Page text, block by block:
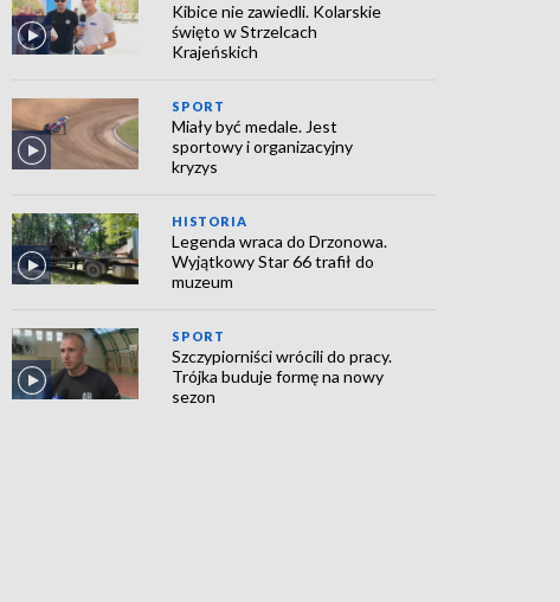
Kibice nie zawiedli. Kolarskie
święto w Strzelcach
Krajeńskich
SPORT
Miały być medale. Jest
sportowy i organizacyjny
kryzys
HISTORIA
Legenda wraca do Drzonowa.
Wyjątkowy Star 66 trafił do
muzeum
SPORT
Szczypiorniści wrócili do pracy.
Trójka buduje formę na nowy
sezon